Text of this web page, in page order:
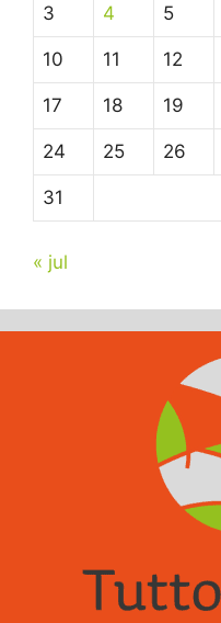
3 4 5
10 11 12
17 18 19
24 25 26
31
« jul